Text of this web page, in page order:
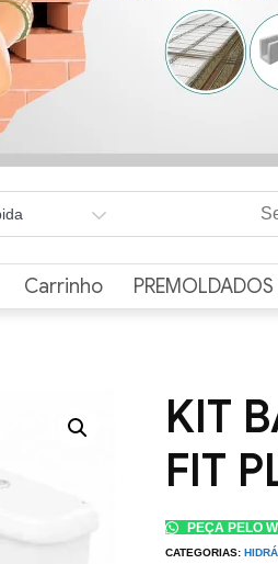
Carrinho
KIT
FIT
PEÇA PELO
CATEGORIAS: